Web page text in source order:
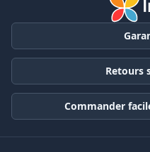
Retours
Commander